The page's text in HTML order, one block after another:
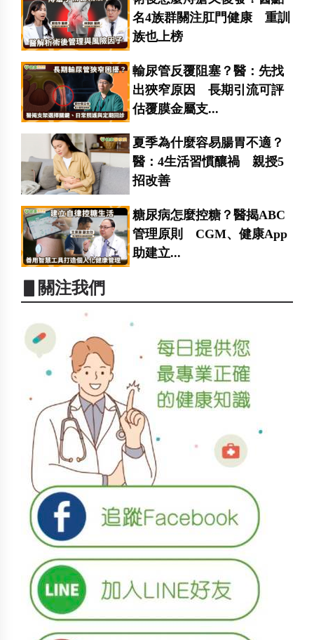
名4族群關注肛門健康 重訓
族也上榜
輸尿管反覆阻塞？醫：先找
出狹窄原因 長期引流可評
估覆膜金屬支...
夏季為什麼容易腸胃不適？
醫：4生活習慣釀禍 親授5
招改善
糖尿病怎麼控糖？醫揭ABC
管理原則 CGM、健康App
助建立...
▋關注我們